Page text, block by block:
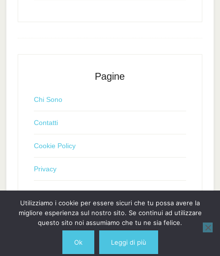
Pagine
Chi Sono
Contatti
Cookie Policy
Privacy
Utilizziamo i cookie per essere sicuri che tu possa avere la
migliore esperienza sul nostro sito. Se continui ad utilizzare
questo sito noi assumiamo che tu ne sia felice.
Ok Leggi di più